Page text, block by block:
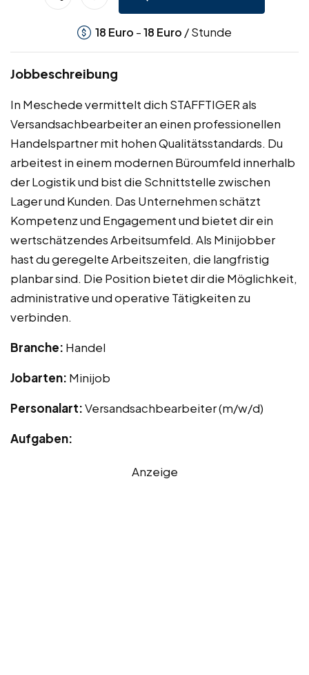
18 Euro -18 Euro / Stunde
Jobbeschreibung
In Meschede vermittelt dich STAFFTIGER als
Versandsachbearbeiter an einen professionellen
Handelspartner mit hohen Qualitätsstandards. Du
arbeitest in einem modernen Büroumfeld innerhalb
der Logistik und bist die Schnittstelle zwischen
Lager und Kunden. Das Unternehmen schätzt
Kompetenz und Engagement und bietet dir ein
wertschätzendes Arbeitsumfeld. Als Minijobber
hast du geregelte Arbeitszeiten, die langfristig
planbar sind. Die Position bietet dir die Möglichkeit,
administrative und operative Tätigkeiten zu
verbinden.
Branche: Handel
Jobarten: Minijob
Personalart:Versandsachbearbeiter (m/w/d)
Aufgaben:
Anzeige